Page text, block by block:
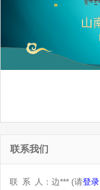
联系我们
联 系 人： 边*** (请登录